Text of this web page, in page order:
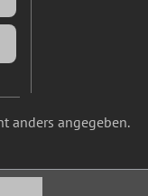
anders angegeben.